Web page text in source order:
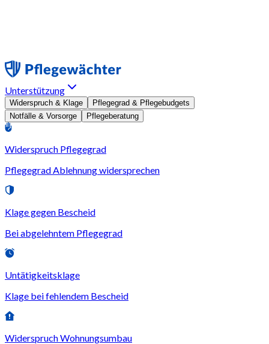
Unterstützung
Widerspruch & Klage
Pflegegrad & Pflegebudgets
Notfälle & Vorsorge
Pflegeberatung
Widerspruch Pflegegrad
Pflegegrad Ablehnung widersprechen
Klage gegen Bescheid
Bei abgelehntem Pflegegrad
Untätigkeitsklage
Klage bei fehlendem Bescheid
Widerspruch Wohnungsumbau